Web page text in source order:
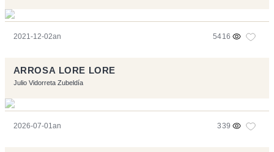
2021-12-02an 5416
ARROSA LORE LORE
Julio Vidorreta Zubeldía
2026-07-01an 339